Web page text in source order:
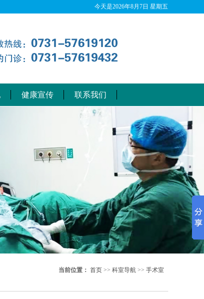
今天是2026年8月7日 星期五
健康宣传 联系我们
当前位置： 首页 >> 科室导航 >> 手术室